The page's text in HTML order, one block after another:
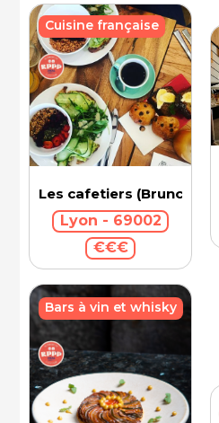
Les cafetiers (Brunch)
Lyon - 69002
€€€
Cuisine française
Bars à vin et whisky